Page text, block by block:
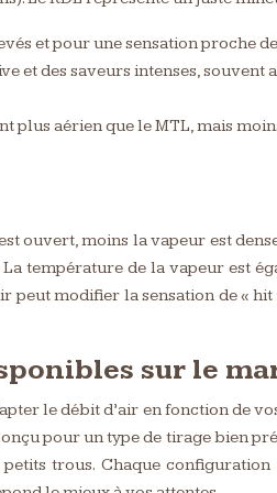
et pour une sensation proche
des saveurs intenses, souvent
aérien que le MTL, mais
ouvert, moins la vapeur est
température de la vapeur est
peut modifier la sensation de «
sur le
le débit d’air en fonction de
pour un type de tirage bien
trous. Chaque